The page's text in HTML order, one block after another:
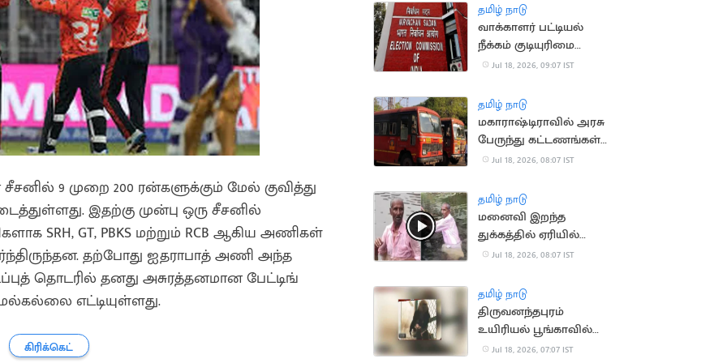
9 முறை 200 ரன்களுக்கும் மேல் குவித்து
இதற்கு முன்பு ஒரு சீசனில்
SRH, GT, PBKS மற்றும் RCB ஆகிய அணிகள்
தற்போது ஐதராபாத் அணி அந்த
தொடரில் தனது அசுரத்தனமான பேட்டிங்
எட்டியுள்ளது.
கிரிக்கெட்
தமிழ் நாடு
வாக்காளர் பட்டியல்
நீக்கம் குடியுரிமை
இழப்பாகாது: உச்ச
Jul 18, 2026, 09:07 IST
தமிழ் நாடு
மகாராஷ்டிராவில் அரசு
பேருந்து கட்டணங்கள்
உயர்வு
Jul 18, 2026, 08:07 IST
தமிழ் நாடு
மனைவி இறந்த
துக்கத்தில் ஏரியில்
குதித்து தற்கொலை
மீட்பு
Jul 18, 2026, 08:07 IST
தமிழ் நாடு
திருவனந்தபுரம்
உயிரியல் பூங்காவில்
நீலகிரி கருங்குரங்கு
Jul 18, 2026, 07:07 IST